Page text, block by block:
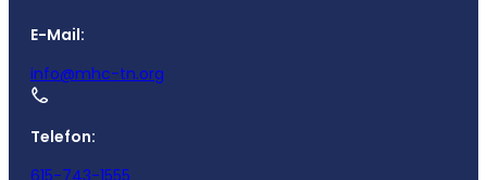
E-Mail:
info@mhc-tn.org
Telefon:
615-743-1555